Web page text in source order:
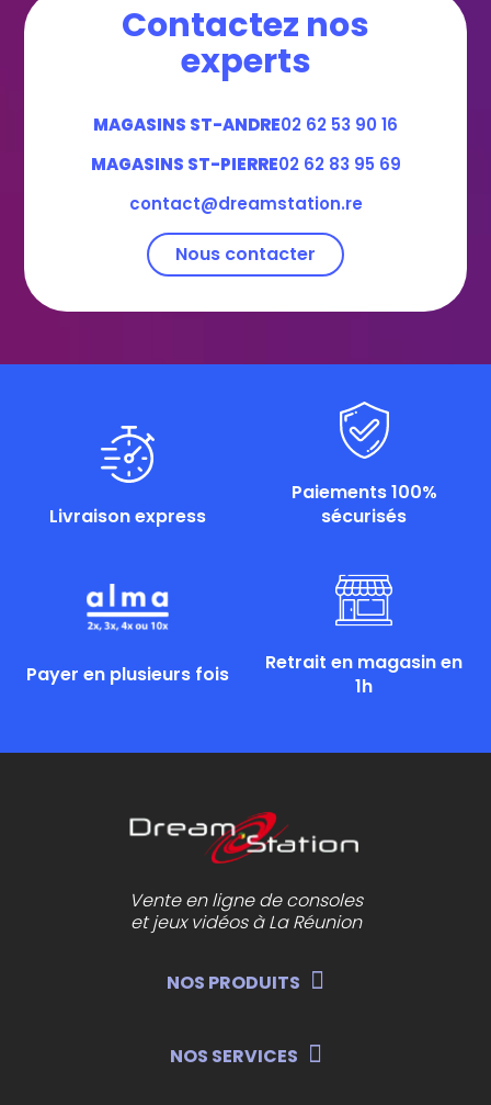
Contactez nos
experts
MAGASINS ST-ANDRE02 62 53 90 16
MAGASINS ST-PIERRE02 62 83 95 69
contact@dreamstation.re
Nous contacter
Livraison express
Paiements 100%
sécurisés
Payer en plusieurs fois
Retrait en magasin en
1h
Vente en ligne de consoles
et jeux vidéos à La Réunion
NOS PRODUITS
NOS SERVICES